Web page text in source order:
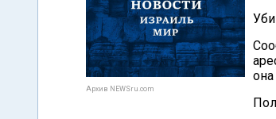
Архив NEWSru.com